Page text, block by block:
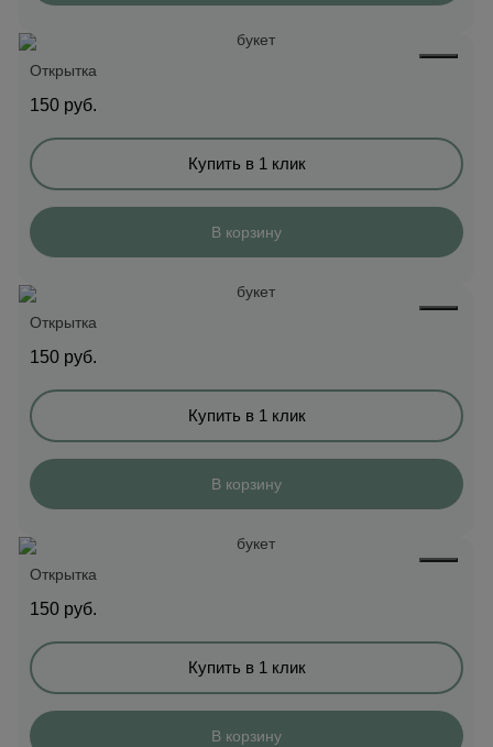
Открытка
150 руб.
Купить в 1 клик
В корзину
Открытка
150 руб.
Купить в 1 клик
В корзину
Открытка
150 руб.
Купить в 1 клик
В корзину